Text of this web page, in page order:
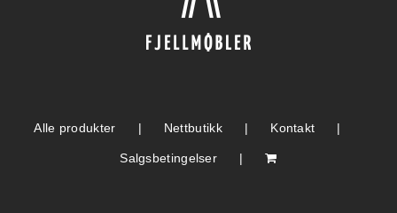
Alle produkter Nettbutikk Kontakt
Salgsbetingelser